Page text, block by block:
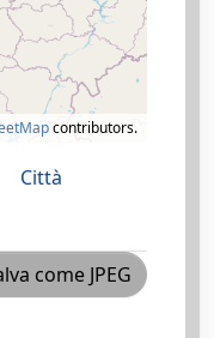
contributors.
Città
come JPEG